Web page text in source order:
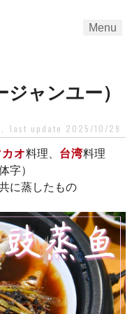
Menu
ャンユー）
last update 2025/10/29
オ料理、 台湾料理
字）
に蒸したもの